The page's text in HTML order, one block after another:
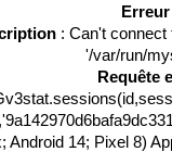
: Can't connect
'/var/run/
Requête
Android 14; Pixel 8)